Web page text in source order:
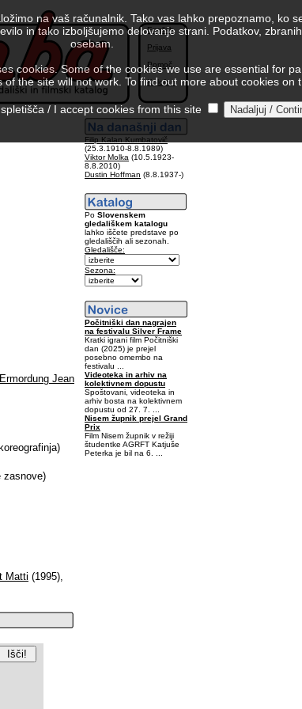
English
Prijava
Pomoč
Kolofon
Jean
zasnove)
Matti (1995),
Filip Kalan Kumbatovič
(25.3.1910-8.8.1989)
Viktor Molka (10.5.1923-
8.8.2010)
Dustin Hoffman (8.8.1937-)
Po Slovenskem
gledališkem katalogu
lahko iščete predstave po
gledališčih ali sezonah.
Gledališče:
Sezona:
Počitniški dan nagrajen
na festivalu Silver Frame
Kratki igrani film Počitniški
dan (2025) je prejel
posebno omembo na
festivalu ...
Videoteka in arhiv na
kolektivnem dopustu
Spoštovani, videoteka in
arhiv bosta na kolektivnem
dopustu od 27. 7. ...
Nisem župnik prejel Grand
Prix
Film Nisem župnik v režiji
študentke AGRFT Katjuše
Peterka je bil na 6. ...
na vaš računalnik. Tako vas lahko prepoznamo, ko
in tako izboljšujemo delovanje strani. Podatkov,
osebam.
cookies. Some of the cookies we use are essential for
the site will not work. To find out more about cookies on
/ I accept cookies from this site